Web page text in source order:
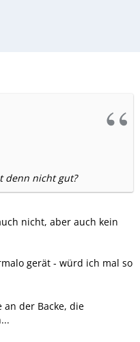
denn nicht gut?
nicht, aber auch kein
gerät - würd ich mal so
an der Backe, die